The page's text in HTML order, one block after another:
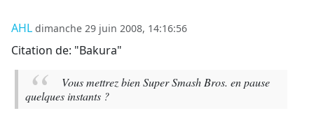
AHL dimanche 29 juin 2008, 14:16:56
Citation de: "Bakura"
Vous mettrez bien Super Smash Bros. en pause
quelques instants ?